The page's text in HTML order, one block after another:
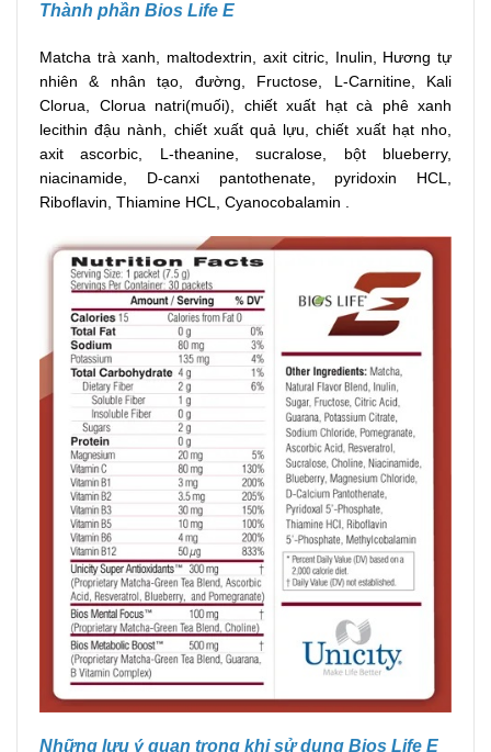
Thành phần Bios Life E
Matcha trà xanh, maltodextrin, axit citric, Inulin, Hương tự
nhiên & nhân tạo, đường, Fructose, L-Carnitine, Kali
Clorua, Clorua natri(muối), chiết xuất hạt cà phê xanh
lecithin đậu nành, chiết xuất quả lựu, chiết xuất hạt nho,
axit ascorbic, L-theanine, sucralose, bột blueberry,
niacinamide, D-canxi pantothenate, pyridoxin HCL,
Riboflavin, Thiamine HCL, Cyanocobalamin .
Những lưu ý quan trọng khi sử dụng Bios Life E